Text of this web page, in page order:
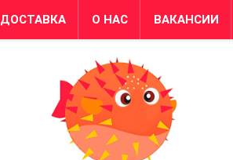
ДОСТАВКА О НАС ВАКАНСИИ